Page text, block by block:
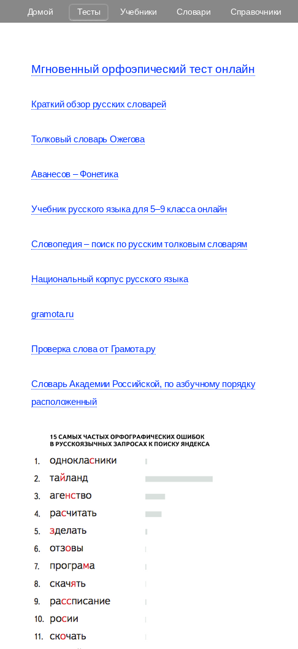
Домой Тесты Учебники Словари Справочники
Мгновенный орфоэпический тест онлайн
Краткий обзор русских словарей
Толковый словарь Ожегова
Аванесов – Фонетика
Учебник русского языка для 5–9 класса онлайн
Словопедия – поиск по русским толковым словарям
Национальный корпус русского языка
gramota.ru
Проверка слова от Грамота.ру
Словарь Академии Российской, по азбучному порядку
расположенный